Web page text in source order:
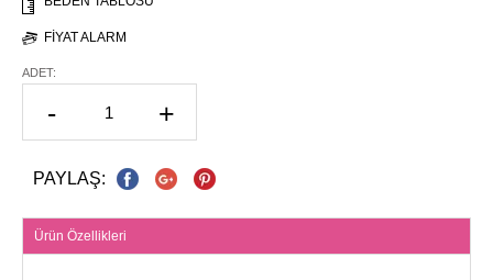
FIYAT ALARM
ADET:
- +
PAYLAŞ:
Ürün Özellikleri